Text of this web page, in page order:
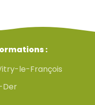
:
le-François
Der